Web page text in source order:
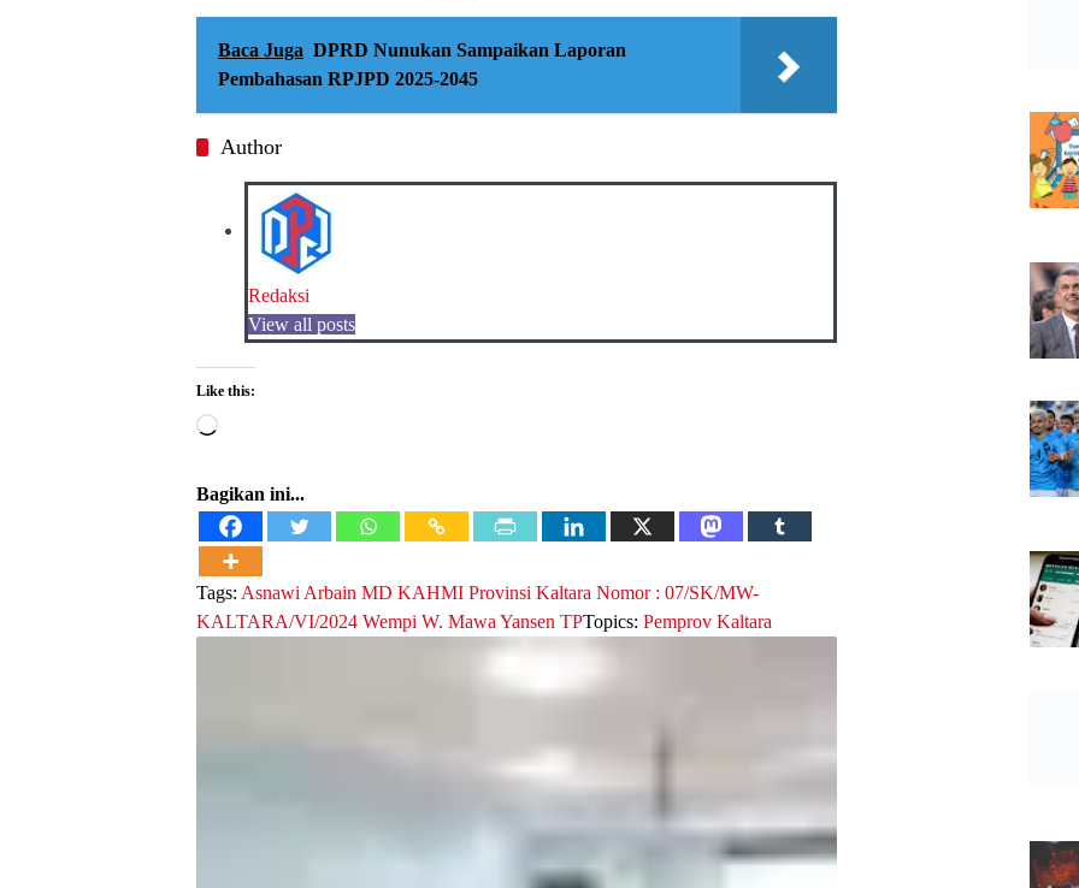
Baca Juga DPRD Nunukan Sampaikan Laporan
Pembahasan RPJPD 2025-2045
Author
Redaksi
View all posts
Like this:
Loading…
Bagikan ini...
Tags: Asnawi Arbain MD KAHMI Provinsi Kaltara Nomor : 07/SK/MW-
KALTARA/VI/2024 Wempi W. Mawa Yansen TPTopics: Pemprov Kaltara